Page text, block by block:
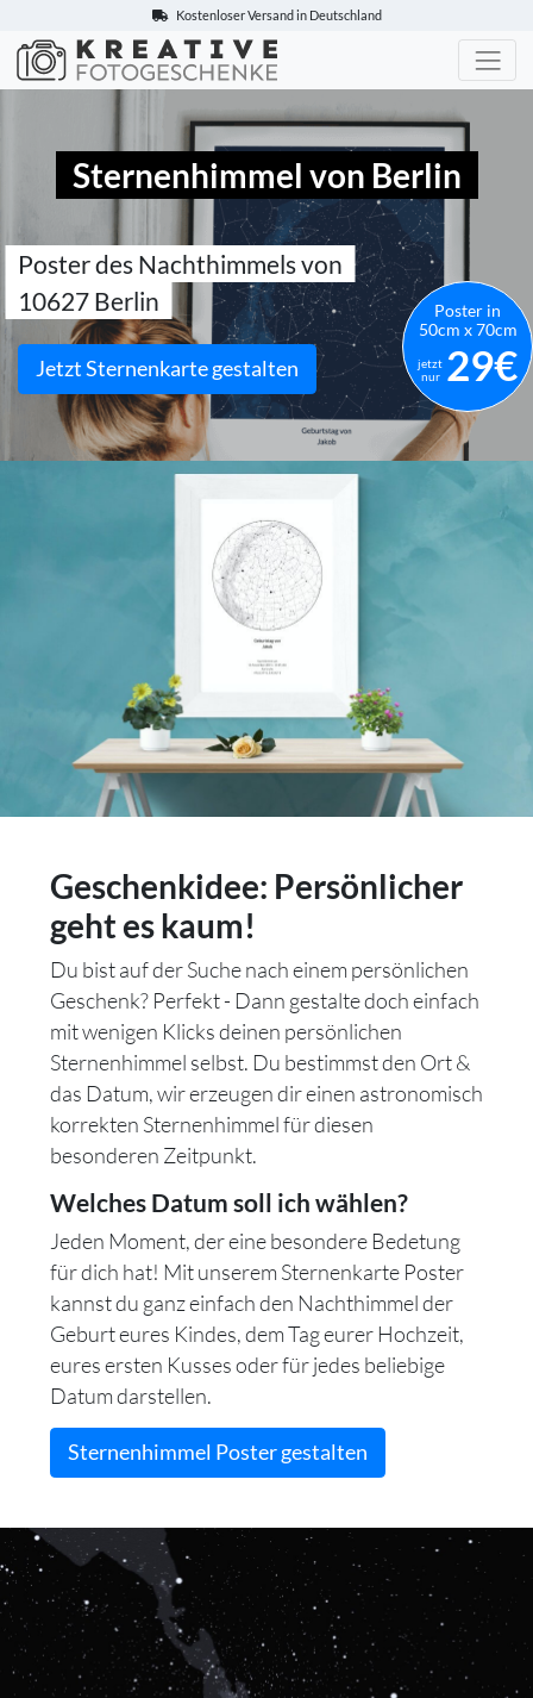
Kostenloser Versand in Deutschland
Kreative-Fotogeschenke.de
Sternenhimmel von Berlin
Poster des Nachthimmels von
10627 Berlin
Jetzt Sternenkarte gestalten
Poster in
50cm x 70cm
jetzt
nur 29€
Geschenkidee: Persönlicher
geht es kaum!
Du bist auf der Suche nach einem persönlichen
Geschenk? Perfekt - Dann gestalte doch einfach
mit wenigen Klicks deinen persönlichen
Sternenhimmel selbst. Du bestimmst den Ort &
das Datum, wir erzeugen dir einen astronomisch
korrekten Sternenhimmel für diesen
besonderen Zeitpunkt.
Welches Datum soll ich wählen?
Jeden Moment, der eine besondere Bedetung
für dich hat! Mit unserem Sternenkarte Poster
kannst du ganz einfach den Nachthimmel der
Geburt eures Kindes, dem Tag eurer Hochzeit,
eures ersten Kusses oder für jedes beliebige
Datum darstellen.
Sternenhimmel Poster gestalten